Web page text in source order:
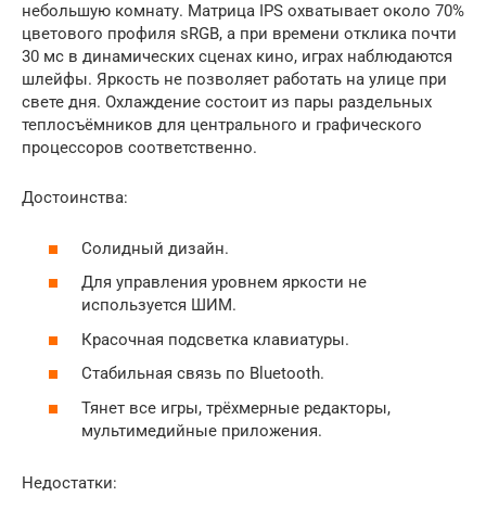
небольшую комнату. Матрица IPS охватывает около 70%
цветового профиля sRGB, а при времени отклика почти
30 мс в динамических сценах кино, играх наблюдаются
шлейфы. Яркость не позволяет работать на улице при
свете дня. Охлаждение состоит из пары раздельных
теплосъёмников для центрального и графического
процессоров соответственно.
Достоинства:
Солидный дизайн.
Для управления уровнем яркости не
используется ШИМ.
Красочная подсветка клавиатуры.
Стабильная связь по Bluetooth.
Тянет все игры, трёхмерные редакторы,
мультимедийные приложения.
Недостатки: